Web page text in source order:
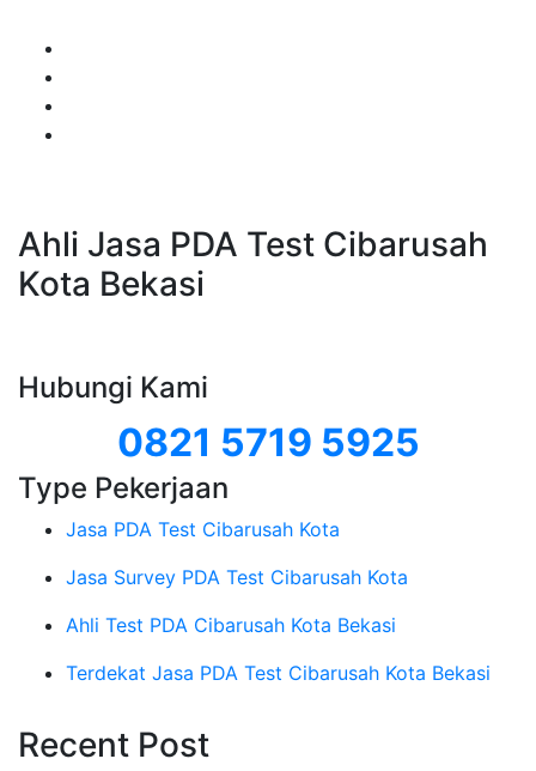
Ahli Jasa PDA Test Cibarusah
Kota Bekasi
Hubungi Kami
0821 5719 5925
Type Pekerjaan
Jasa PDA Test Cibarusah Kota
Jasa Survey PDA Test Cibarusah Kota
Ahli Test PDA Cibarusah Kota Bekasi
Terdekat Jasa PDA Test Cibarusah Kota Bekasi
Recent Post